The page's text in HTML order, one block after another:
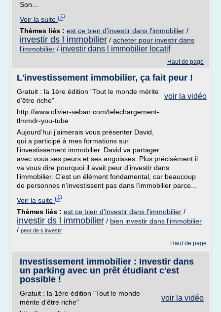
Son...
Voir la suite
Thèmes liés : est ce bien d'investir dans l'immobilier /
investir ds l immobilier / acheter pour investir dans
l'immobilier / investir dans l immobilier locatif
Haut de page
L'investissement immobilier, ça fait peur !
voir la vidéo
Gratuit : la 1ère édition "Tout le monde mérite
d'être riche"
http://www.olivier-seban.com/telechargement-
tlmmdr-you-tube
Aujourd’hui j’aimerais vous présenter David,
qui a participé à mes formations sur
l'investissement immobilier. David va partager
avec vous ses peurs et ses angoisses. Plus précisément il
va vous dire pourquoi il avait peur d’investir dans
l’immobilier. C’est un élément fondamental, car beaucoup
de personnes n’investissent pas dans l’immobilier parce...
Voir la suite
Thèmes liés : est ce bien d'investir dans l'immobilier /
investir ds l immobilier / bien investir dans l'immobilier
/ peur de s investir
Haut de page
Investissement immobilier : Investir dans
un parking avec un prêt étudiant c'est
possible !
voir la vidéo
Gratuit : la 1ère édition "Tout le monde
mérite d'être riche"